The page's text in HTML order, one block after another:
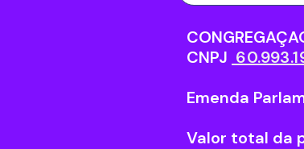
CNPJ
Emenda
Valor total da